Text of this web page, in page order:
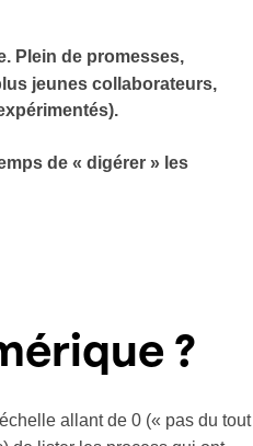
Plein de promesses,
jeunes collaborateurs,
de « digérer » les
?
allant de 0 (« pas du tout